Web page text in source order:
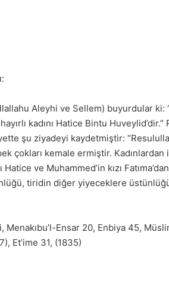
Aleyhi ve Sellem) buyurdular ki:
kadını Hatice Bintu
şu ziyadeyi kaydetmiştir:
çokları kemale ermiştir. Kadınlardan
Hatice ve Muhammed’in kızı
tiridin diğer yiyeceklere
Menakıbu’l-Ensar 20, Enbiya 45,
Et’ime 31, (1835)